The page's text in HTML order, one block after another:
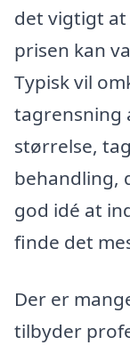
det vigtigt
prisen kan
Typisk vil
tagrensning
størrelse,
behandling,
god idé at
finde det
Der er
tilbyder